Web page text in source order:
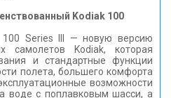
Kodiak 100
100 Series III — новую ​​версию
самолетов Kodiak, которая
и стандартные функции
полета, большего комфорта
возможности
воде с поплавковым шасси, а